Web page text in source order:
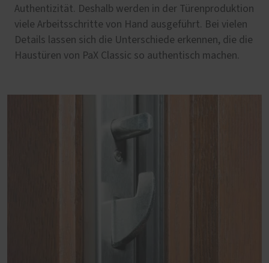
Authentizität. Deshalb werden in der Türenproduktion
viele Arbeitsschritte von Hand ausgeführt. Bei vielen
Details lassen sich die Unterschiede erkennen, die die
Haustüren von PaX Classic so authentisch machen.